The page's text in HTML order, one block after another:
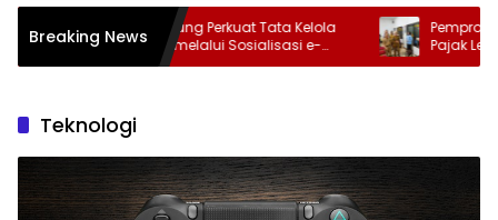
Breaking News
Pemprov Lampung Perkuat Tata Kelola
Pemerintahan melalui Sosialisasi e-
Review 2026
Pemprov
Pajak Lewat
Penghapusan
Teknologi